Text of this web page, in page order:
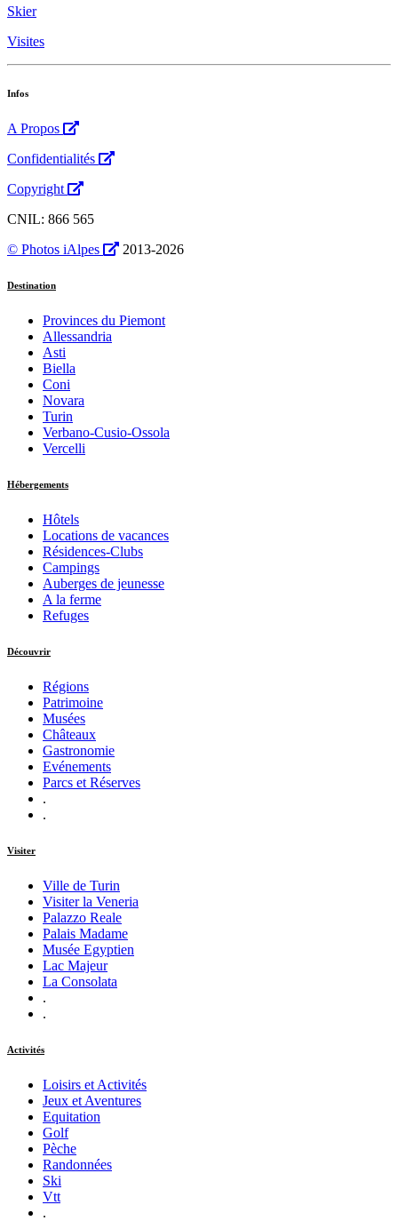
Skier
Visites
Infos
A Propos
Confidentialités
Copyright
CNIL: 866 565
© Photos iAlpes
2013-2026
Destination
Provinces du Piemont
Allessandria
Asti
Biella
Coni
Novara
Turin
Verbano-Cusio-Ossola
Vercelli
Hébergements
Hôtels
Locations de vacances
Résidences-Clubs
Campings
Auberges de jeunesse
A la ferme
Refuges
Découvrir
Régions
Patrimoine
Musées
Châteaux
Gastronomie
Evénements
Parcs et Réserves
.
.
Visiter
Ville de Turin
Visiter la Veneria
Palazzo Reale
Palais Madame
Musée Egyptien
Lac Majeur
La Consolata
.
.
Activités
Loisirs et Activités
Jeux et Aventures
Equitation
Golf
Pèche
Randonnées
Ski
Vtt
.